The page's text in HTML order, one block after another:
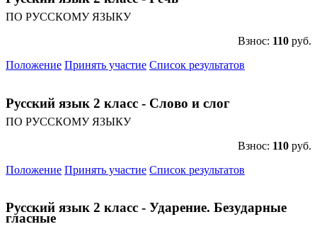
ПО РУССКОМУ ЯЗЫКУ
Взнос: 110 руб.
Положение Принять участие Список результатов
Русский язык 2 класс - Слово и слог
ПО РУССКОМУ ЯЗЫКУ
Взнос: 110 руб.
Положение Принять участие Список результатов
Русский язык 2 класс - Ударение. Безударные
гласные